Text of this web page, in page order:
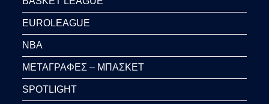
EUROLEAGUE
NBA
ΜΕΤΑΓΡΑΦΕΣ – ΜΠΑΣΚΕΤ
SPOTLIGHT